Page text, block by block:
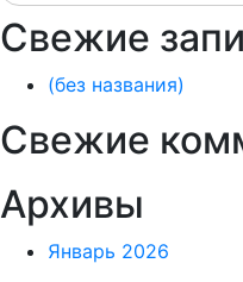
Свежие
(без названия)
Свежие
Архивы
Январь 2026